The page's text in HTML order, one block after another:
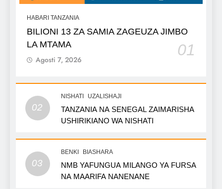
HABARI TANZANIA
BILIONI 13 ZA SAMIA ZAGEUZA JIMBO
LA MTAMA
01
Agosti 7, 2026
02
NISHATI UZALISHAJI
TANZANIA NA SENEGAL ZAIMARISHA
USHIRIKIANO WA NISHATI
03
BENKI BIASHARA
NMB YAFUNGUA MILANGO YA FURSA
NA MAARIFA NANENANE